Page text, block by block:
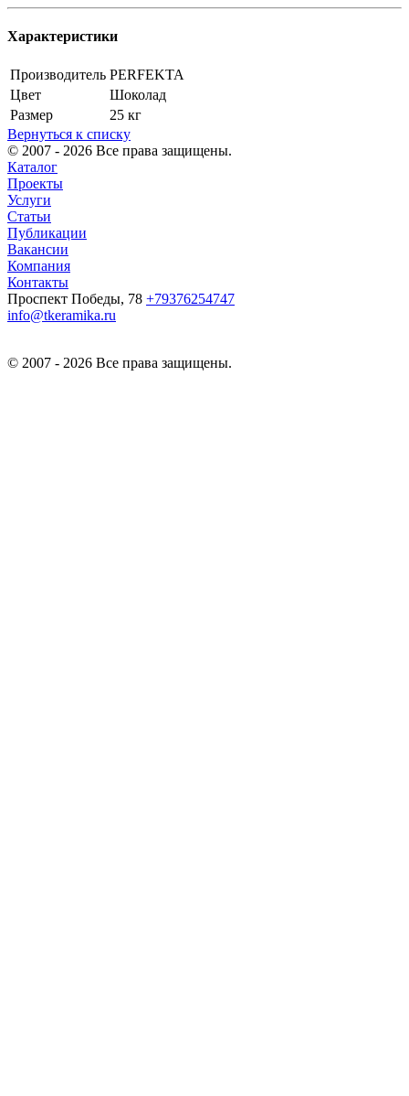
Характеристики
Производитель PERFEKTA
Цвет
Шоколад
Размер
25 кг
Вернуться к списку
© 2007 - 2026 Все права защищены.
Каталог
Проекты
Услуги
Статьи
Публикации
Вакансии
Компания
Контакты
Проспект Победы, 78 +79376254747
info@tkeramika.ru
© 2007 - 2026 Все права защищены.